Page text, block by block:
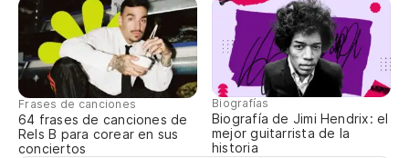
Frases de canciones
64 frases de canciones de
Rels B para corear en sus
conciertos
Biografías
Biografía de Jimi Hendrix: el
mejor guitarrista de la
historia